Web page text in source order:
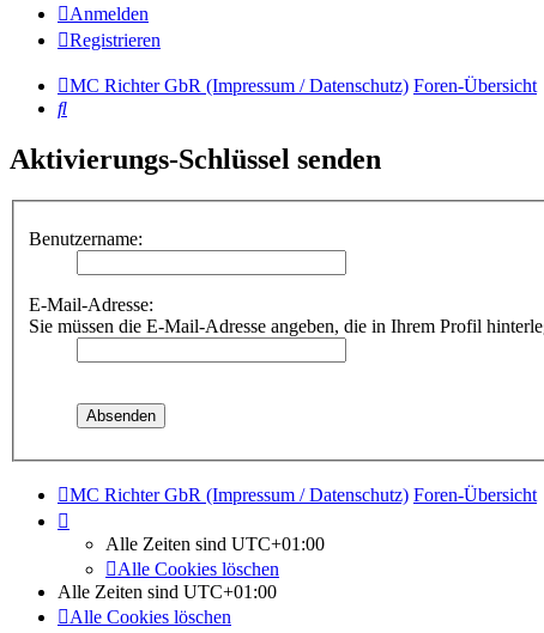
Anmelden
Registrieren
MC Richter GbR (Impressum / Datenschutz) Foren-Übersicht
Suche
Aktivierungs-Schlüssel senden
Benutzername:
E-Mail-Adresse:
Sie müssen die E-Mail-Adresse angeben, die in Ihrem Profil
MC Richter GbR (Impressum / Datenschutz) Foren-Übersicht
Alle Zeiten sind UTC+01:00
Alle Cookies löschen
Alle Zeiten sind UTC+01:00
Alle Cookies löschen